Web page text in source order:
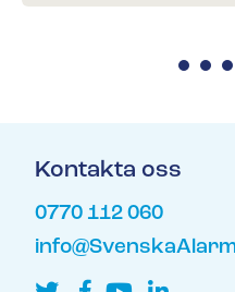
Kontakta oss
0770 112 060